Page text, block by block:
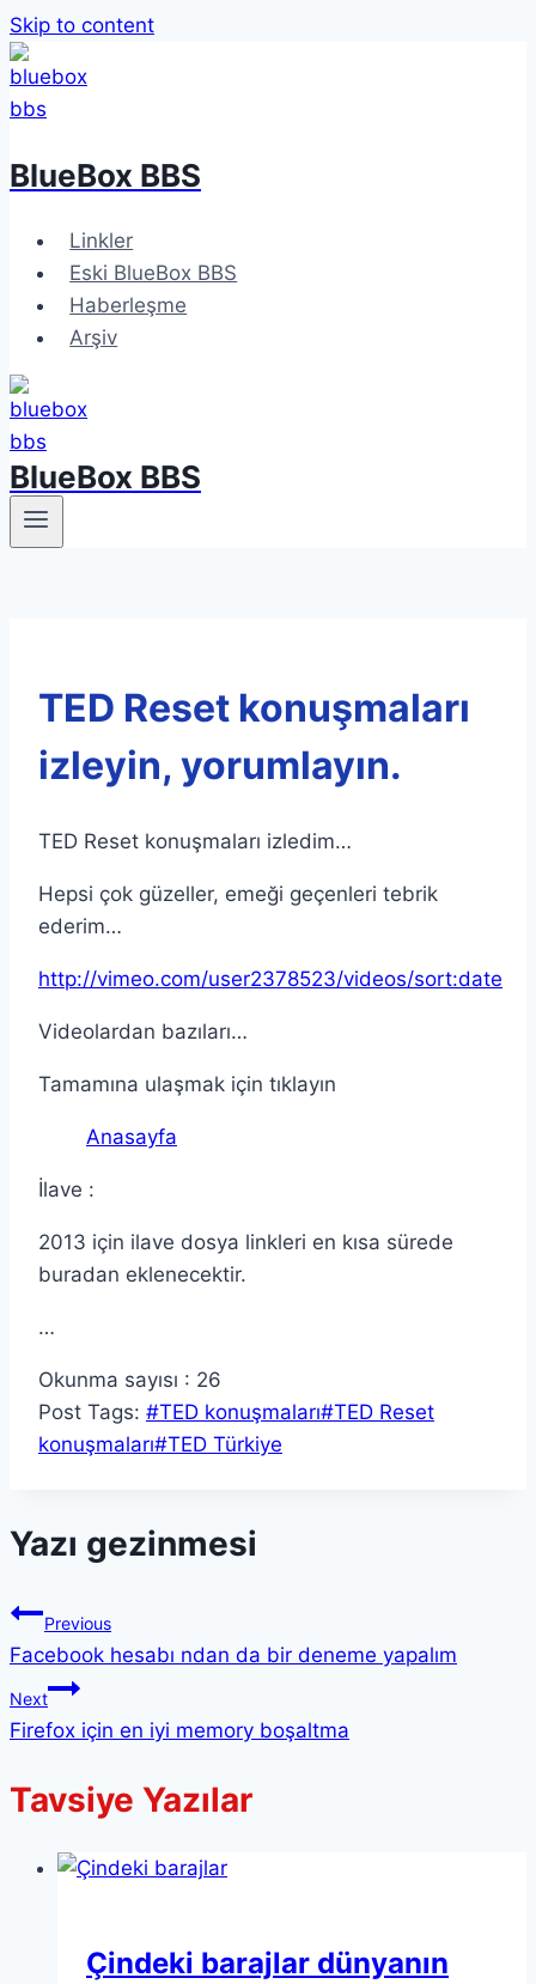
Skip to content
BlueBox BBS
Linkler
Eski BlueBox BBS
Haberleşme
Arşiv
BlueBox BBS
TED Reset konuşmaları
izleyin, yorumlayın.
TED Reset konuşmaları izledim…
Hepsi çok güzeller, emeği geçenleri tebrik
ederim…
http://vimeo.com/user2378523/videos/sort:date
Videolardan bazıları…
Tamamına ulaşmak için tıklayın
Anasayfa
İlave :
2013 için ilave dosya linkleri en kısa sürede
buradan eklenecektir.
…
Okunma sayısı : 26
Post Tags: #TED konuşmaları#TED Reset
konuşmaları#TED Türkiye
Yazı gezinmesi
Previous
Facebook hesabı ndan da bir deneme yapalım
Next
Firefox için en iyi memory boşaltma
Tavsiye Yazılar
Çindeki barajlar dünyanın